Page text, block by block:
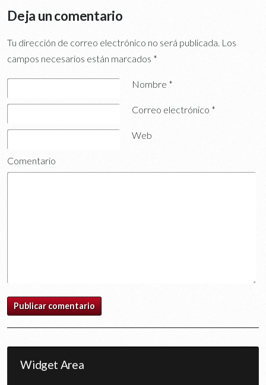
Deja un comentario
Tu dirección de correo electrónico no será publicada. Los
campos necesarios están marcados *
Nombre *
Correo electrónico *
Web
Comentario
Widget Area